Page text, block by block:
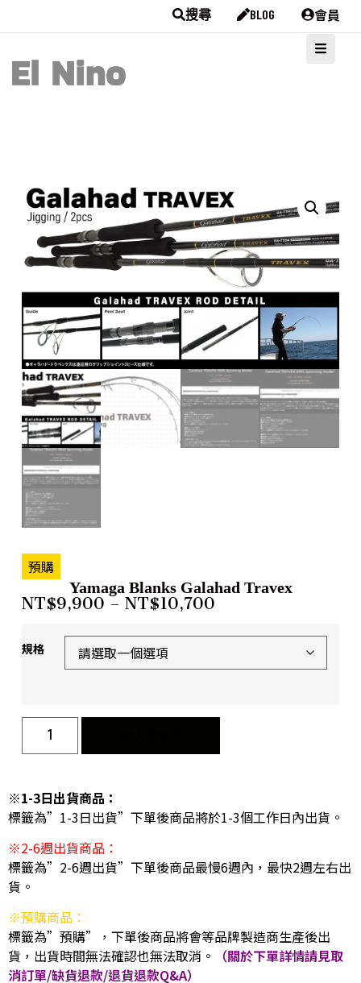
搜尋 BLOG 會員
預購
Yamaga Blanks Galahad Travex
NT$9,900 – NT$10,700
規格
※1-3日出貨商品：
標籤為”1-3日出貨”下單後商品將於1-3個工作日內出貨。
※2-6週出貨商品：
標籤為”2-6週出貨”下單後商品最慢6週內，最快2週左右出
貨。
※預購商品：
標籤為”預購”，下單後商品將會等品牌製造商生產後出
貨，出貨時間無法確認也無法取消。
（關於下單詳情請見取
消訂單/缺貨退款/退貨退款Q&A）